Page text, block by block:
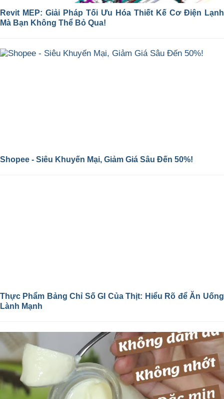
Revit MEP: Giải Pháp Tối Ưu Hóa Thiết Kế Cơ Điện Lạnh
Mà Bạn Không Thể Bỏ Qua!
Shopee - Siêu Khuyến Mại, Giảm Giá Sâu Đến 50%!
Thực Phẩm Bảng Chỉ Số GI Của Thịt: Hiểu Rõ để Ăn Uống
Lành Mạnh